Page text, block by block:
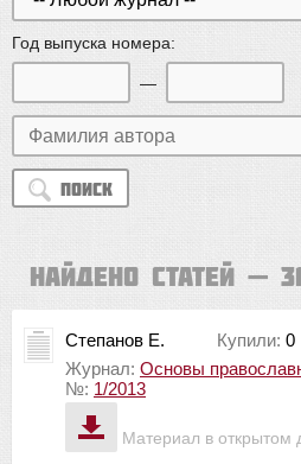
Год выпуска номера:
—
Поиск
Найдено статей —
Материал в открытом
Степанов Е. Купили: 0
Журнал: Основы
№: 1/2013